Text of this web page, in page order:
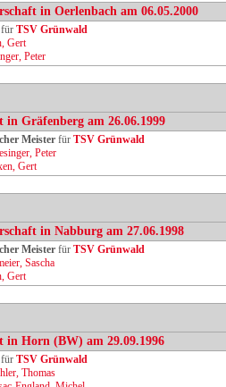
in Oerlenbach am 06.05.2000
für TSV Grünwald
Gert
Peter
in Gräfenberg am 26.06.1999
Meister für TSV Grünwald
Peter
Gert
in Nabburg am 27.06.1998
Meister für TSV Grünwald
Sascha
Gert
in Horn (BW) am 29.09.1996
für TSV Grünwald
Thomas